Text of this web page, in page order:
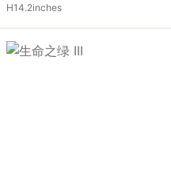
H14.2inches